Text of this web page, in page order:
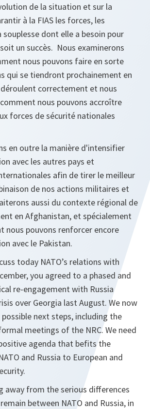
de la situation et sur la
à la FIAS les forces, les
souplesse dont elle a besoin pour
un succès. Nous examinerons
nous pouvons faire en sorte
qui se tiendront prochainement en
correctement et nous
nous pouvons accroître
forces de sécurité nationales
en outre la manière d'intensifier
avec les autres pays et
afin de tirer le meilleur
de nos actions militaires et
aussi du contexte régional de
en Afghanistan, et spécialement
nous pouvons renforcer encore
avec le Pakistan.
today NATO’s relations with
you agreed to a phased and
re-engagement with Russia
over Georgia last August. We now
next steps, including the
meetings of the NRC. We need
agenda that befits the
and Russia to European and
away from the serious differences
between NATO and Russia, in